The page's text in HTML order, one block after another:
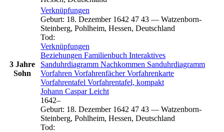
3 Jahre
Sohn
Verknüpfungen
Geburt: 18. Dezember 1642 47 43 — Watzenborn-
Steinberg, Pohlheim, Hessen, Deutschland
Tod:
Verknüpfungen
Beziehungen Familienbuch Interaktives
Sanduhrdiagramm Nachkommen Sanduhrdiagramm
Vorfahren VorfahrenfächerVorfahrenkarte
Vorfahrentafel Vorfahrentafel, kompakt
Johann CasparLeicht
1642–
Geburt: 18. Dezember 1642 47 43 — Watzenborn-
Steinberg, Pohlheim, Hessen, Deutschland
Tod: